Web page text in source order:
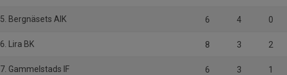
5. Bergnäsets AIK 6 4 0
6. Lira BK 8 3 2
7. Gammelstads IF 6 3 1